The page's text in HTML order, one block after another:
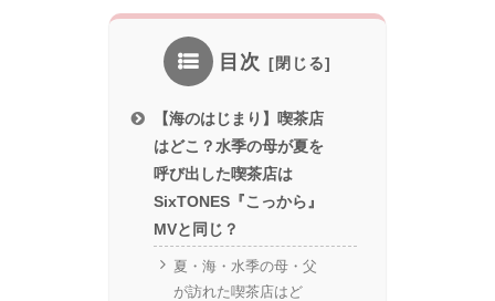
目次
【海のはじまり】喫茶店
はどこ？水季の母が夏を
呼び出した喫茶店は
SixTONES『こっから』
MVと同じ？
夏・海・水季の母・父
が訪れた喫茶店はど